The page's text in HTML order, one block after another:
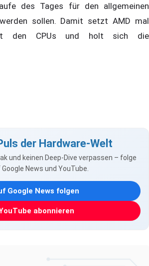
des Tages für den allgemeinen
sollen. Damit setzt AMD mal
den CPUs und holt sich die
der Hardware-Welt
und keinen Deep-Dive verpassen – folge
News und YouTube.
Google News folgen
abonnieren